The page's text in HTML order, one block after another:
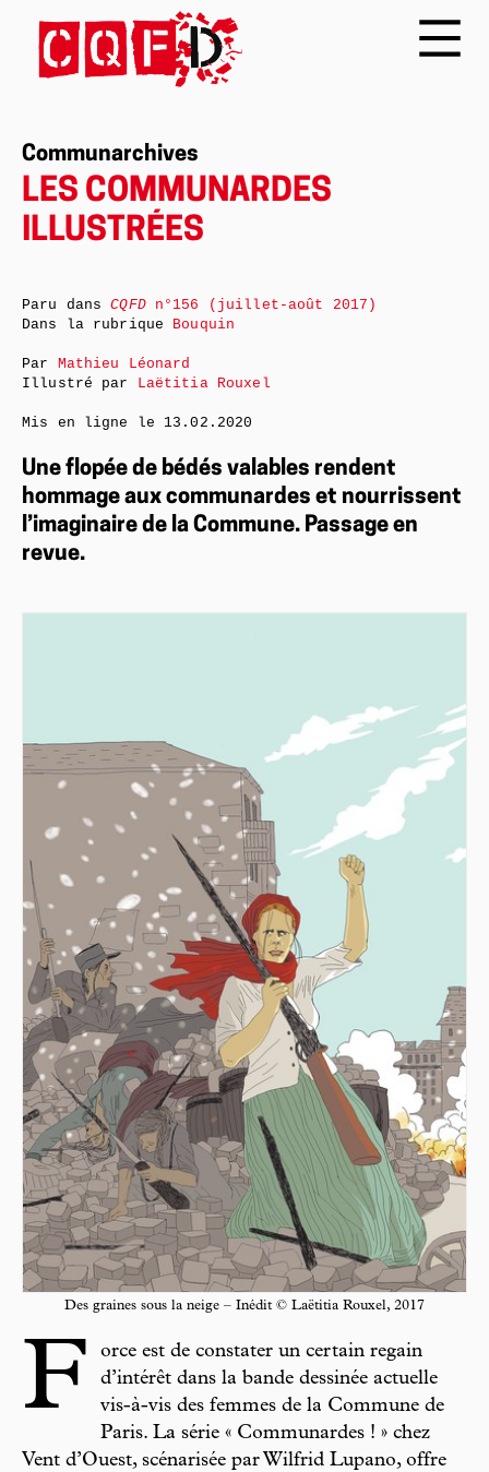
Communarchives
LES COMMUNARDES
ILLUSTRÉES
Une flopée de bédés valables rendent
hommage aux communardes et nourrissent
l’imaginaire de la Commune. Passage en
revue.
Des graines sous la neige – Inédit © Laëtitia Rouxel, 2017
F
orce est de constater un certain regain
d’intérêt dans la bande dessinée actuelle
vis-à-vis des femmes de la Commune de
Paris. La série « Communardes ! » chez
Vent d’Ouest, scénarisée par Wilfrid Lupano, offre
Paru dansCQFDn°156 (juillet-août 2017)
Dans la rubrique Bouquin
Par Mathieu Léonard
Illustré par Laëtitia Rouxel
Mis en ligne le 13.02.2020